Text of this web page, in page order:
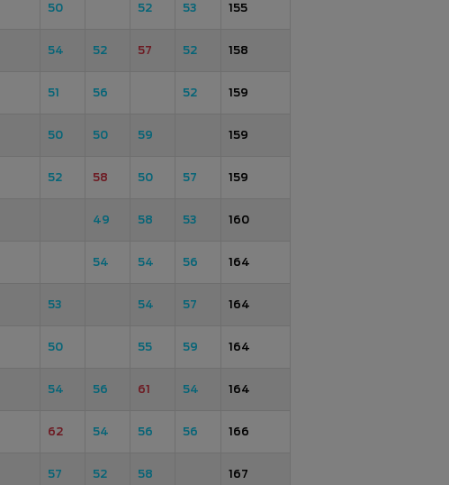
50 52 53 155
54 52 57 52 158
51 56 52 159
50 50 59 159
52 58 50 57 159
49 58 53 160
54 54 56 164
53 54 57 164
50 55 59 164
54 56 61 54 164
62 54 56 56 166
57 52 58 167